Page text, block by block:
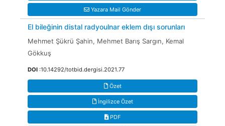
Yazara Mail Gönder
El bileğinin distal radyoulnar eklem dışı sorunları
Mehmet Şükrü Şahin, Mehmet Barış Sargın, Kemal
Gökkuş
DOI :10.14292/totbid.dergisi.2021.77
Özet
İngilizce Özet
PDF